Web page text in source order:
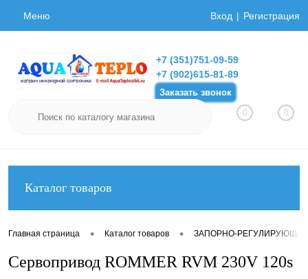
Меню Вход Регистрация
+7 (351)751-09-59
+7 (902)615-81-89
Заказать звонок
0 0
Каталог товаров
Главная страница • Каталог товаров • ЗАПОРНО-
Сервопривод ROMMER RVM 230V 120s